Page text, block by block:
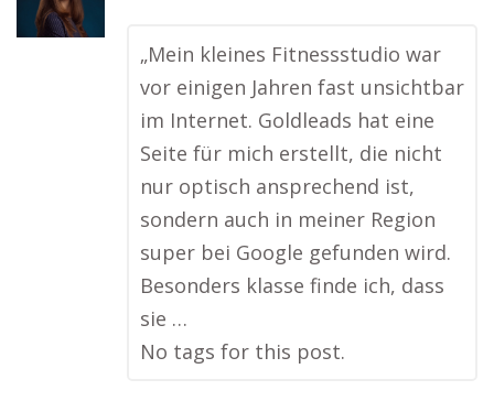
„Mein kleines Fitnessstudio war
vor einigen Jahren fast unsichtbar
im Internet. Goldleads hat eine
Seite für mich erstellt, die nicht
nur optisch ansprechend ist,
sondern auch in meiner Region
super bei Google gefunden wird.
Besonders klasse finde ich, dass
sie …
No tags for this post.